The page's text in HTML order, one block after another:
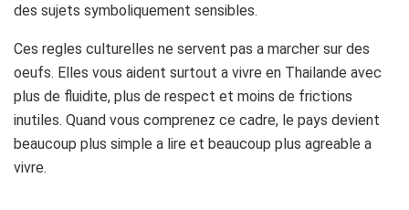
des sujets symboliquement sensibles.
Ces regles culturelles ne servent pas a marcher sur des
oeufs. Elles vous aident surtout a vivre en Thailande avec
plus de fluidite, plus de respect et moins de frictions
inutiles. Quand vous comprenez ce cadre, le pays devient
beaucoup plus simple a lire et beaucoup plus agreable a
vivre.